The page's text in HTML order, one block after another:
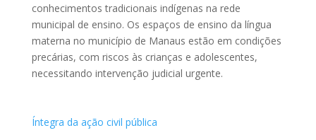
conhecimentos tradicionais indígenas na rede
municipal de ensino. Os espaços de ensino da língua
materna no município de Manaus estão em condições
precárias, com riscos às crianças e adolescentes,
necessitando intervenção judicial urgente.
Íntegra da ação civil pública